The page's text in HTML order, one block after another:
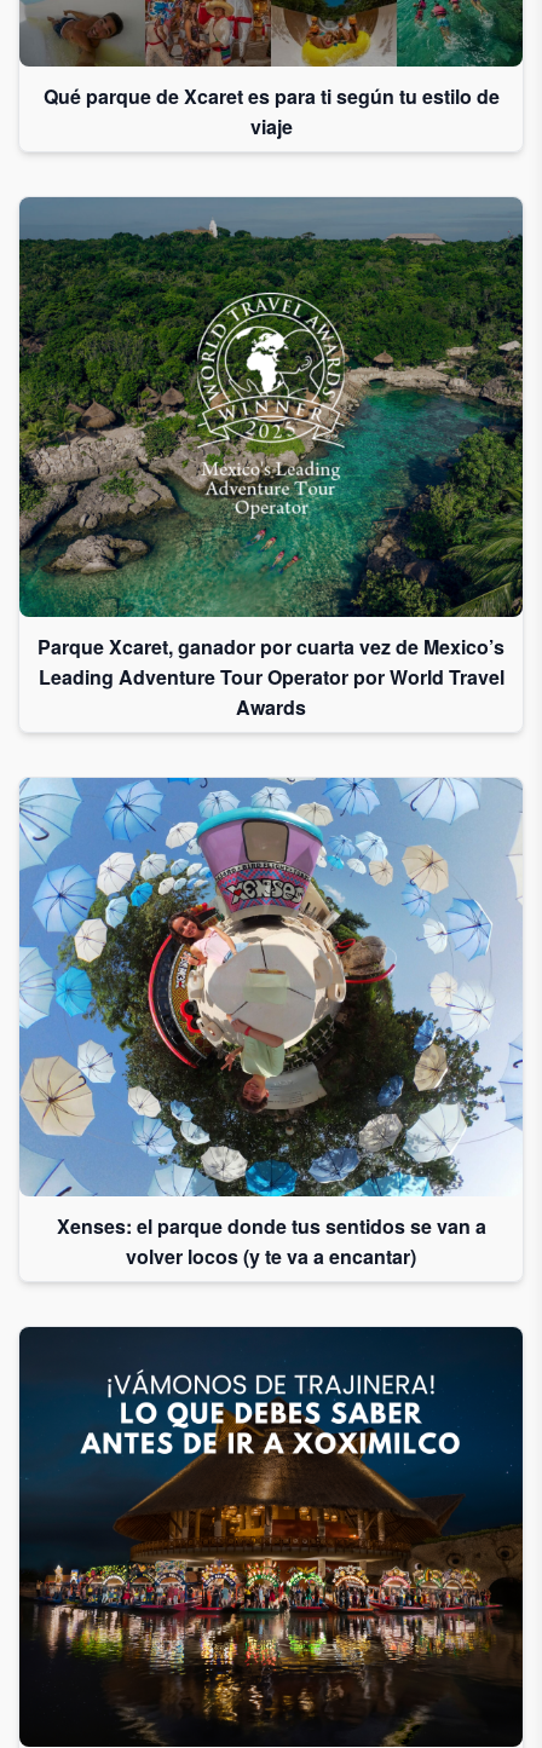
Qué parque de Xcaret es para ti según tu estilo de
viaje
Parque Xcaret, ganador por cuarta vez de Mexico’s
Leading Adventure Tour Operator por World Travel
Awards
Xenses: el parque donde tus sentidos se van a
volver locos (y te va a encantar)